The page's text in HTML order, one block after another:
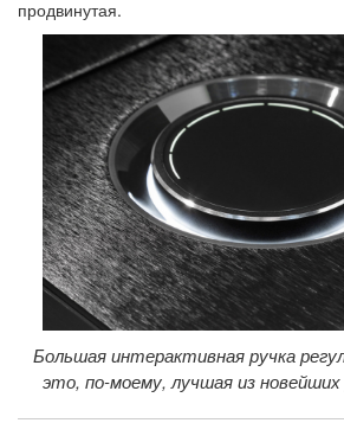
продвинутая.
Большая интерактивная ручка
это, по-моему, лучшая из